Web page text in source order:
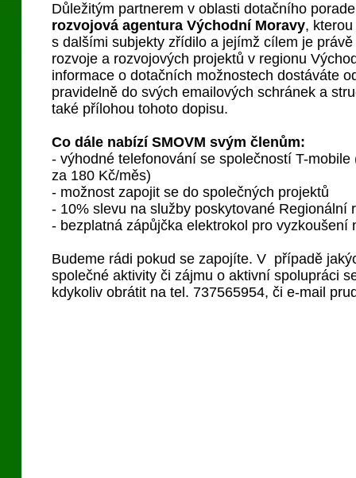
Důležitým partnerem v oblasti dotačního
rozvojová agentura Východní Moravy,
s dalšími subjekty zřídilo a jejímž cílem je
rozvoje a rozvojových projektů v regionu
informace o dotačních možnostech dostáváte
pravidelně do svých emailových schránek a
také přílohou tohoto dopisu.
Co dále nabízí SMOVM svým členům:
- výhodné telefonování se společností T-
za 180 Kč/měs)
- možnost zapojit se do společných projektů
- 10% slevu na služby poskytované Regionální
- bezplatná zápůjčka elektrokol pro vyzkoušení
Budeme rádi pokud se zapojíte. V případě
společné aktivity či zájmu o aktivní spolupráci
kdykoliv obrátit na tel. 737565954, či e-mail